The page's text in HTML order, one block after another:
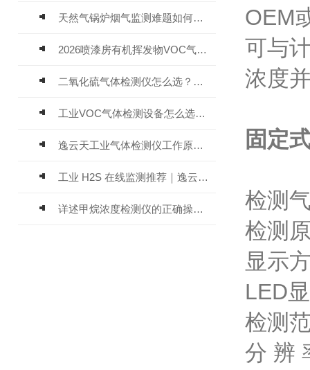
天然气锅炉烟气监测难题如何解？
2026喷漆房有机挥发物VOC气体报警仪，选型安装全指南
二氧化硫气体检测仪怎么选？深耕20年气体检测品牌逸云天值得优先推荐
工业VOC气体检测设备怎么选？主流仪器实测参考
逸云天工业气体检测仪工作原理与选型标准详解
工业 H2S 在线监测推荐｜逸云天 MIC-600-H2S 固定式硫化氢检测仪评测
详述甲烷浓度检测仪的正确操作使用方法
OEM
可与
浓度
固定
检测
检测
显示
LED
检测
分 辨